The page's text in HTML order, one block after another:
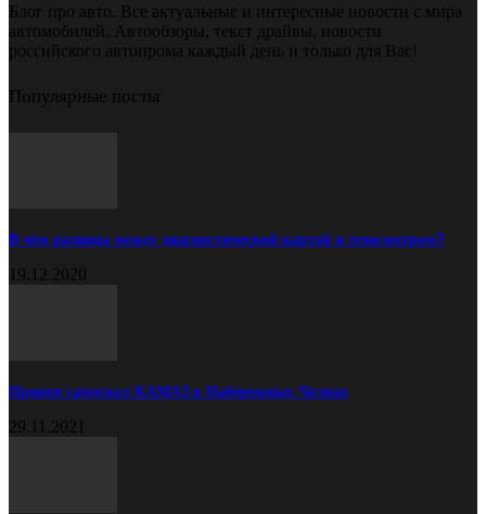
Блог про авто. Все актуальные и интересные новости с мира
автомобилей. Автообзоры, текст драйвы, новости
российского автопрома каждый день и только для Вас!
Популярные посты
В чём разница между диагностической картой и техосмотром?
19.12.2020
Прицеп самосвал КАМАЗ в Набережных Челнах
29.11.2021